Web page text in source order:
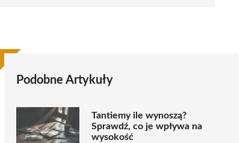
Podobne Artykuły
Tantiemy ile wynoszą?
Sprawdź, co je wpływa na
wysokość